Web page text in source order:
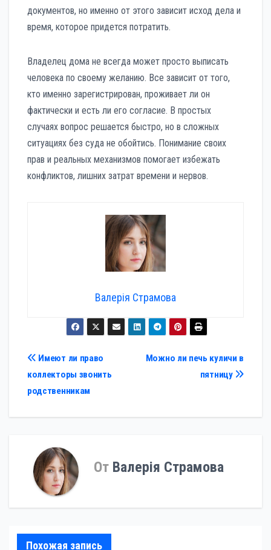
документов, но именно от этого зависит исход дела и
время, которое придется потратить.
Владелец дома не всегда может просто выписать
человека по своему желанию. Все зависит от того,
кто именно зарегистрирован, проживает ли он
фактически и есть ли его согласие. В простых
случаях вопрос решается быстро, но в сложных
ситуациях без суда не обойтись. Понимание своих
прав и реальных механизмов помогает избежать
конфликтов, лишних затрат времени и нервов.
Валерія Страмова
Навигация
по
записям
Можно ли печь куличи в
пятницу
Имеют ли право
коллекторы звонить
родственникам
От Валерія Страмова
Похожая запись